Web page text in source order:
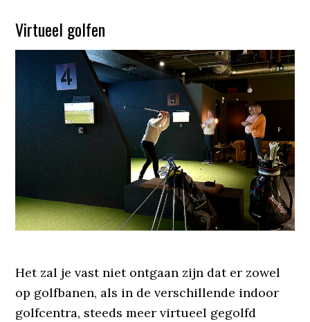
Virtueel golfen
Het zal je vast niet ontgaan zijn dat er zowel
op golfbanen, als in de verschillende indoor
golfcentra, steeds meer virtueel gegolfd